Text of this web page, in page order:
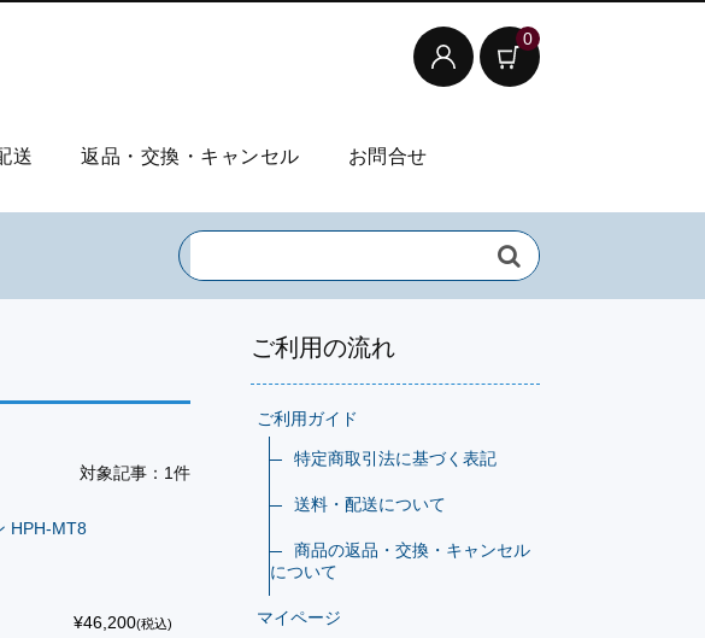
0
送 返品・交換・キャンセル お問合せ
対象記事：1件
HPH-MT8
¥46,200(税込)
ご利用の流れ
ご利用ガイド
特定商取引法に基づく表記
送料・配送について
商品の返品・交換・キャンセル
について
マイページ